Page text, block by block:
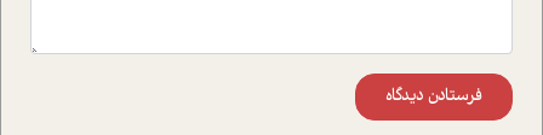
فرستادن دیدگاه